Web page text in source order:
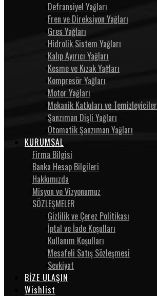
Defransiyel Yağları
Fren ve Direksiyon Yağları
Gres Yağları
Hidrolik Sistem Yağları
Kalıp Ayırıcı Yağları
Kesme ve Kızak Yağları
Kompresör Yağları
Motor Yağları
Mekanik Katkıları ve Temizleyiciler
Şanzıman Dişli Yağları
Otomatik Şanzıman Yağları
KURUMSAL
Firma Bilgisi
Banka Hesap Bilgileri
Hakkımızda
Misyon ve Vizyonumuz
SÖZLEŞMELER
Gizlilik ve Çerez Politikası
İptal ve İade Koşulları
Kullanım Koşulları
Mesafeli Satış Sözleşmesi
Sevkiyat
BİZE ULAŞIN
Wishlist